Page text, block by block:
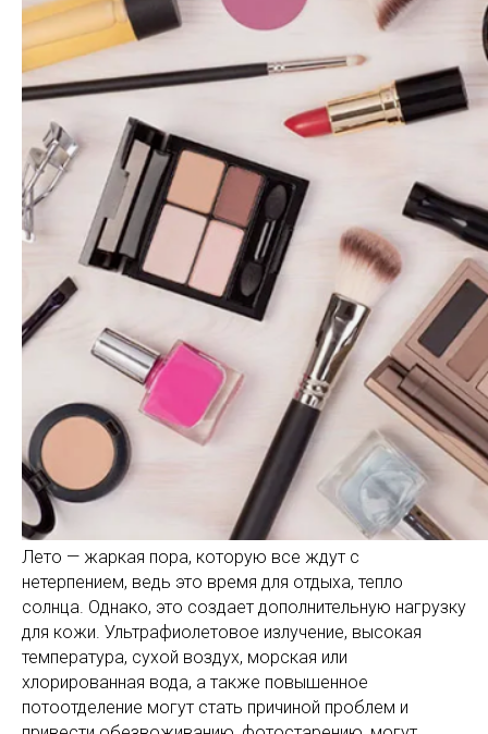
Лето — жаркая пора, которую все ждут с
нетерпением, ведь это время для отдыха, тепло
солнца. Однако, это создает дополнительную нагрузку
для кожи. Ультрафиолетовое излучение, высокая
температура, сухой воздух, морская или
хлорированная вода, а также повышенное
потоотделение могут стать причиной проблем и